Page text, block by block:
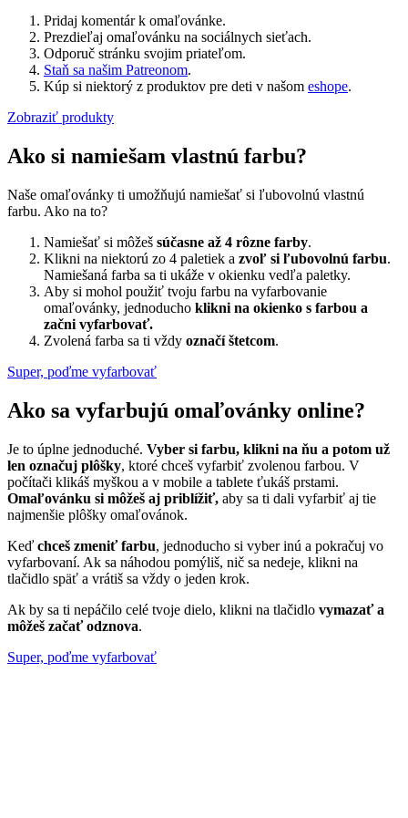
Pridaj komentár k omaľovánke.
Prezdieľaj omaľovánku na sociálnych sieťach.
Odporuč stránku svojim priateľom.
Staň sa našim Patreonom.
Kúp si niektorý z produktov pre deti v našom eshope.
Zobraziť produkty
Ako si namiešam vlastnú farbu?
Naše omaľovánky ti umožňujú namiešať si ľubovolnú vlastnú
farbu. Ako na to?
Namiešať si môžeš súčasne až 4 rôzne farby.
Klikni na niektorú zo 4 paletiek a zvoľ si ľubovolnú farbu.
Namiešaná farba sa ti ukáže v okienku vedľa paletky.
Aby si mohol použiť tvoju farbu na vyfarbovanie
omaľovánky, jednoducho klikni na okienko s farbou a
začni vyfarbovať.
Zvolená farba sa ti vždy označí štetcom.
Super, poďme vyfarbovať
Ako sa vyfarbujú omaľovánky online?
Je to úplne jednoduché. Vyber si farbu, klikni na ňu a potom už
len označuj plôšky, ktoré chceš vyfarbiť zvolenou farbou. V
počítači klikáš myškou a v mobile a tablete ťukáš prstami.
Omaľovánku si môžeš aj priblížiť, aby sa ti dali vyfarbiť aj tie
najmenšie plôšky omaľovánok.
Keď chceš zmeniť farbu, jednoducho si vyber inú a pokračuj vo
vyfarbovaní. Ak sa náhodou pomýliš, nič sa nedeje, klikni na
tlačidlo späť a vrátiš sa vždy o jeden krok.
Ak by sa ti nepáčilo celé tvoje dielo, klikni na tlačidlo vymazať a
môžeš začať odznova.
Super, poďme vyfarbovať